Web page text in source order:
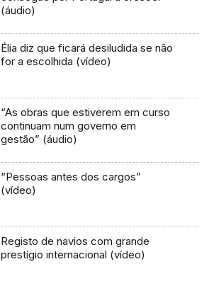
(áudio)
Élia diz que ficará desiludida se não
for a escolhida (vídeo)
“As obras que estiverem em curso
continuam num governo em
gestão” (áudio)
“Pessoas antes dos cargos”
(vídeo)
Registo de navios com grande
prestígio internacional (vídeo)